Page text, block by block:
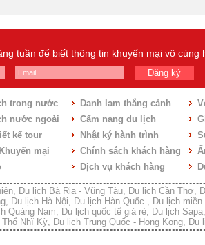
tuần để biết thông tin khuyến mại vô cùng
Đăng ký
trong nước
nước ngoài
kế tour
mại
Danh lam thắng cảnh
Cẩm nang du lịch
Nhật ký hành trình
Chính sách khách hàng
Dịch vụ khách hàng
, Du lịch Bà Rịa - Vũng Tàu, Du lịch Cần Thơ,
, Du lịch Hà Nội, Du lịch Hàn Quốc , Du lịch miền
Quảng Nam, Du lịch quốc tế giá rẻ, Du lịch Sapa
Thổ Nhĩ Kỳ, Du lịch Trung Quốc - Hong Kong, Du